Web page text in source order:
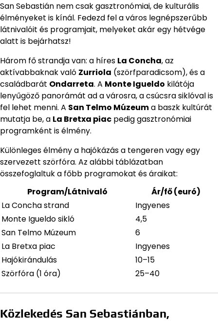
San Sebastián nem csak gasztronómiai, de kulturális
élményeket is kínál. Fedezd fel a város legnépszerűbb
látnivalóit és programjait, melyeket akár egy hétvége
alatt is bejárhatsz!
Három fő strandja van: a híres La Concha, az
aktívabbaknak való Zurriola (szörfparadicsom), és a
családbarát Ondarreta. A Monte Igueldo kilátója
lenyűgöző panorámát ad a városra, a csúcsra siklóval is
fel lehet menni. A San Telmo Múzeuma baszk kultúrát
mutatja be, a La Bretxa piac pedig gasztronómiai
programként is élmény.
Különleges élmény a hajókázás a tengeren vagy egy
szervezett szörfóra. Az alábbi táblázatban
összefoglaltuk a főbb programokat és áraikat:
Program/Látnivaló
Ár/fő (euró)
La Concha strand
Ingyenes
Monte Igueldo sikló
4,5
San Telmo Múzeum
6
La Bretxa piac
Ingyenes
Hajókirándulás
10–15
Szörfóra (1 óra)
25–40
Közlekedés San Sebastiánban,